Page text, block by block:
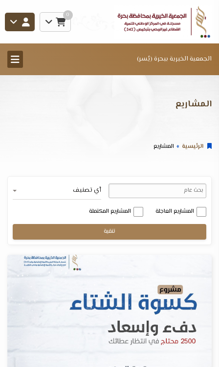
0
الجمعية الخيرية ببحرة (يُسر)
المشاريع
الرئيسية المشاريع
أي تصنيف
المشاريع العاجلة المشاريع المكتملة
تنقية